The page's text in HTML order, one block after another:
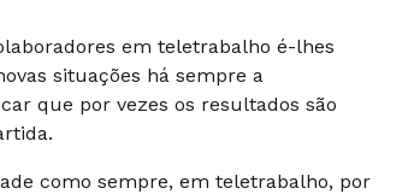
em teletrabalho é-lhes
situações há sempre a
que por vezes os resultados são
como sempre, em teletrabalho, por